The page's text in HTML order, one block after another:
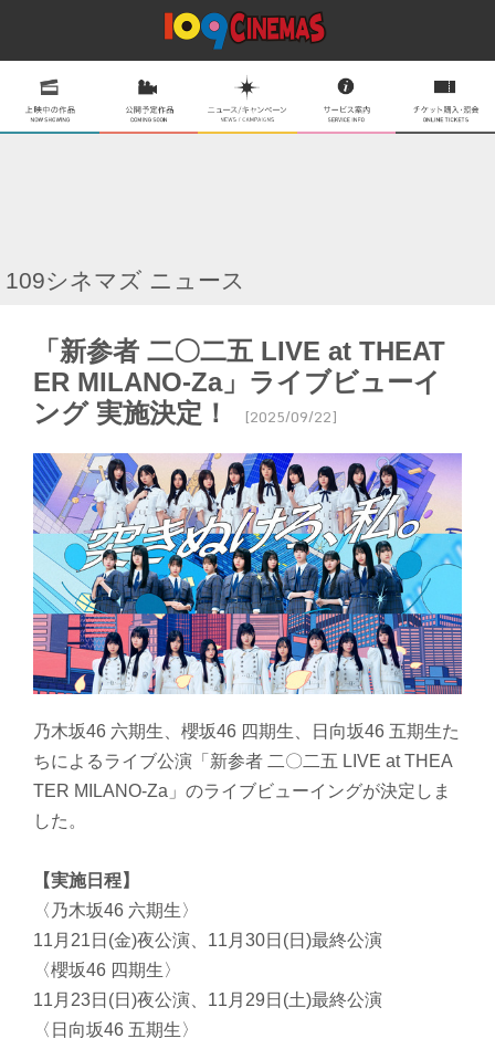
109シネマズ ニュース
「新参者 二〇二五 LIVE at THEAT
ER MILANO-Za」ライブビューイ
ング 実施決定！
[2025/09/22]
乃木坂46 六期生、櫻坂46 四期生、日向坂46 五期生た
ちによるライブ公演「新参者 二〇二五 LIVE at THEA
TER MILANO-Za」のライブビューイングが決定しま
した。
【実施日程】
〈乃木坂46 六期生〉
11月21日(金)夜公演、11月30日(日)最終公演
〈櫻坂46 四期生〉
11月23日(日)夜公演、11月29日(土)最終公演
〈日向坂46 五期生〉